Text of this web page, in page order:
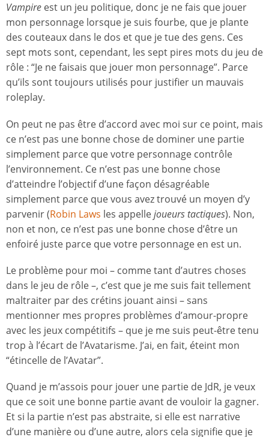
Vampire est un jeu politique, donc je ne fais que jouer
mon personnage lorsque je suis fourbe, que je plante
des couteaux dans le dos et que je tue des gens. Ces
sept mots sont, cependant, les sept pires mots du jeu de
rôle : “Je ne faisais que jouer mon personnage”. Parce
qu’ils sont toujours utilisés pour justifier un mauvais
roleplay.
On peut ne pas être d’accord avec moi sur ce point, mais
ce n’est pas une bonne chose de dominer une partie
simplement parce que votre personnage contrôle
l’environnement. Ce n’est pas une bonne chose
d’atteindre l’objectif d’une façon désagréable
simplement parce que vous avez trouvé un moyen d’y
parvenir (Robin Laws les appellejoueurs tactiques). Non,
non et non, ce n’est pas une bonne chose d’être un
enfoiré juste parce que votre personnage en est un.
Le problème pour moi – comme tant d’autres choses
dans le jeu de rôle –, c’est que je me suis fait tellement
maltraiter par des crétins jouant ainsi – sans
mentionner mes propres problèmes d’amour-propre
avec les jeux compétitifs – que je me suis peut-être tenu
trop à l’écart de l’Avatarisme. J’ai, en fait, éteint mon
“étincelle de l’Avatar”.
Quand je m’assois pour jouer une partie de JdR, je veux
que ce soit une bonne partie avant de vouloir la gagner.
Et si la partie n’est pas abstraite, si elle est narrative
d’une manière ou d’une autre, alors cela signifie que je